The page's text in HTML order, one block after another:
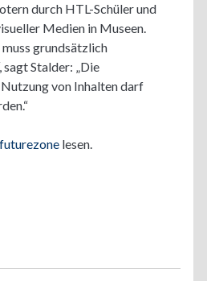
durch HTL-Schüler und
Medien in Museen.
grundsätzlich
Stalder: „Die
von Inhalten darf
lesen.